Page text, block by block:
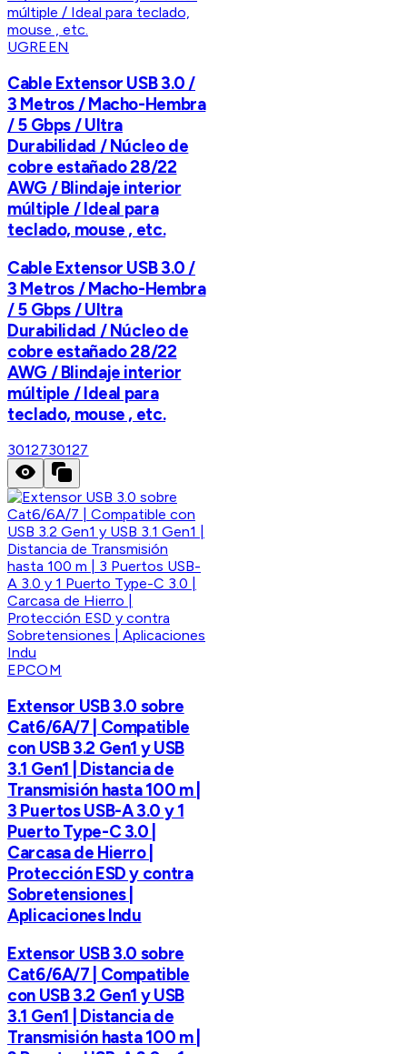
UGREEN
Cable Extensor USB 3.0 /
3 Metros / Macho-Hembra
/ 5 Gbps / Ultra
Durabilidad / Núcleo de
cobre estañado 28/22
AWG / Blindaje interior
múltiple / Ideal para
teclado, mouse , etc.
Cable Extensor USB 3.0 /
3 Metros / Macho-Hembra
/ 5 Gbps / Ultra
Durabilidad / Núcleo de
cobre estañado 28/22
AWG / Blindaje interior
múltiple / Ideal para
teclado, mouse , etc.
3012730127
EPCOM
Extensor USB 3.0 sobre
Cat6/6A/7 | Compatible
con USB 3.2 Gen1 y USB
3.1 Gen1 | Distancia de
Transmisión hasta 100 m |
3 Puertos USB-A 3.0 y 1
Puerto Type-C 3.0 |
Carcasa de Hierro |
Protección ESD y contra
Sobretensiones |
Aplicaciones Indu
Extensor USB 3.0 sobre
Cat6/6A/7 | Compatible
con USB 3.2 Gen1 y USB
3.1 Gen1 | Distancia de
Transmisión hasta 100 m |